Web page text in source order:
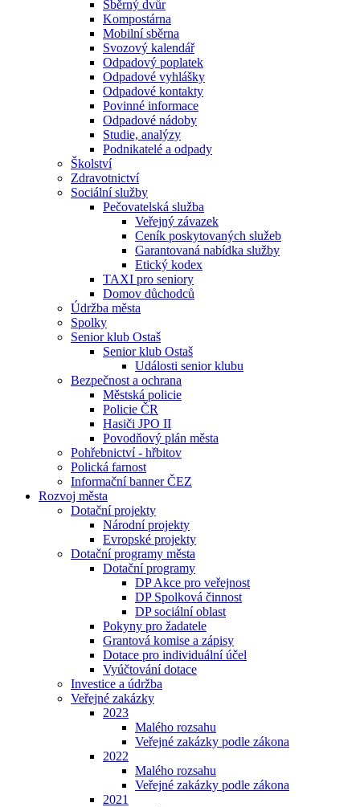
Sběrný dvůr
Kompostárna
Mobilní sběrna
Svozový kalendář
Odpadový poplatek
Odpadové vyhlášky
Odpadové kontakty
Povinné informace
Odpadové nádoby
Studie, analýzy
Podnikatelé a odpady
Školství
Zdravotnictví
Sociální služby
Pečovatelská služba
Veřejný závazek
Ceník poskytovaných služeb
Garantovaná nabídka služby
Etický kodex
TAXI pro seniory
Domov důchodců
Údržba města
Spolky
Senior klub Ostaš
Senior klub Ostaš
Události senior klubu
Bezpečnost a ochrana
Městská policie
Policie ČR
Hasiči JPO II
Povodňový plán města
Pohřebnictví - hřbitov
Polická farnost
Informační banner ČEZ
Rozvoj města
Dotační projekty
Národní projekty
Evropské projekty
Dotační programy města
Dotační programy
DP Akce pro veřejnost
DP Spolková činnost
DP sociální oblast
Pokyny pro žadatele
Grantová komise a zápisy
Dotace pro individuální účel
Vyúčtování dotace
Investice a údržba
Veřejné zakázky
2023
Malého rozsahu
Veřejné zakázky podle zákona
2022
Malého rozsahu
Veřejné zakázky podle zákona
2021